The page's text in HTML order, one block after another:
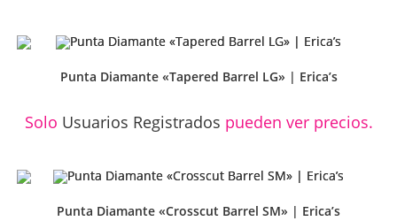
Punta Diamante «Tapered Barrel LG» | Erica’s
Solo Usuarios Registrados pueden ver precios.
Punta Diamante «Crosscut Barrel SM» | Erica’s